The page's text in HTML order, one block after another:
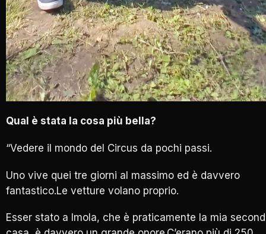
Qual è stata la cosa più bella?
“Vedere il mondo del Circus da pochi passi.
Uno vive quei tre giorni al massimo ed è davvero
fantastico.Le vetture volano proprio.
Esser stato a Imola, che è praticamente la mia